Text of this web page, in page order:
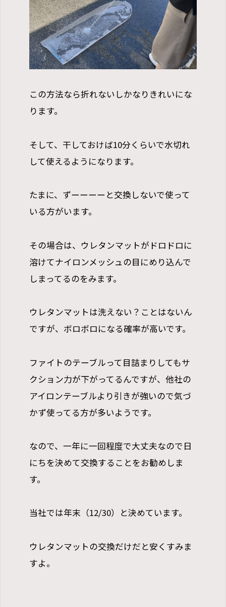
この方法なら折れないしかなりきれいにな
ります。
そして、干しておけば10分くらいで水切れ
して使えるようになります。
たまに、ずーーーーと交換しないで使って
いる方がいます。
その場合は、ウレタンマットがドロドロに
溶けてナイロンメッシュの目にめり込んで
しまってるのをみます。
ウレタンマットは洗えない？ことはないん
ですが、ボロボロになる確率が高いです。
ファイトのテーブルって目詰まりしてもサ
クション力が下がってるんですが、他社の
アイロンテーブルより引きが強いので気づ
かず使ってる方が多いようです。
なので、一年に一回程度で大丈夫なので日
にちを決めて交換することをお勧めしま
す。
当社では年末（12/30）と決めています。
ウレタンマットの交換だけだと安くすみま
すよ。